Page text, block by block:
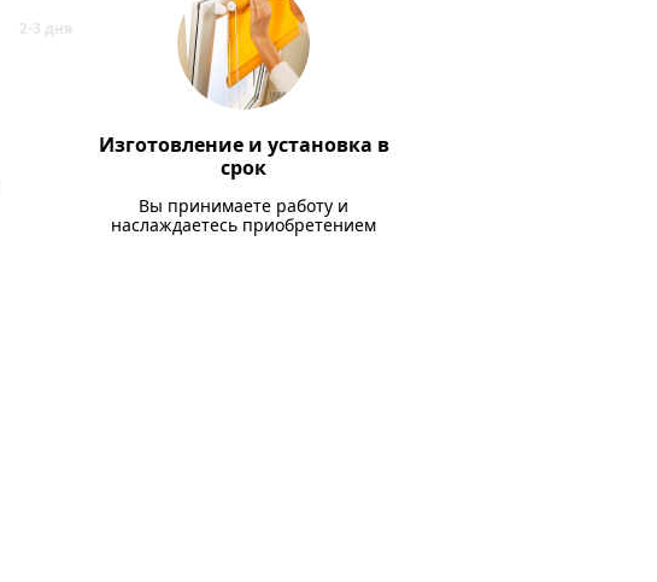
Изготовление и установка в
срок
Вы принимаете работу и
наслаждаетесь приобретением